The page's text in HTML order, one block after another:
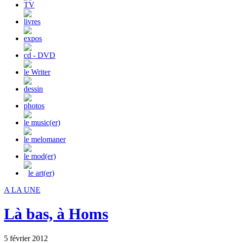
TV
livres
expos
cd - DVD
le Writer
dessin
photos
le music(er)
le melomaner
le mod(er)
le art(er)
A LA UNE
Là bas, à Homs
5 février 2012